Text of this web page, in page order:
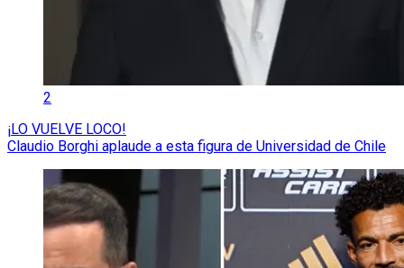
2
¡LO VUELVE LOCO!
Claudio Borghi aplaude a esta figura de Universidad de Chile